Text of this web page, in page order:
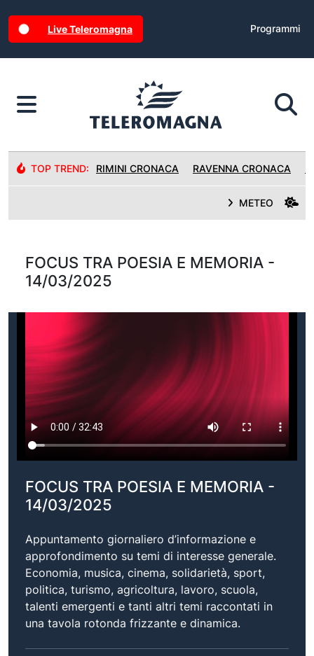
Live Teleromagna Programmi
TOP TREND: RIMINI CRONACA RAVENNA CRONACA
METEO
FOCUS TRA POESIA E MEMORIA -
14/03/2025
FOCUS TRA POESIA E MEMORIA -
14/03/2025
Appuntamento giornaliero d’informazione e
approfondimento su temi di interesse generale.
Economia, musica, cinema, solidarietà, sport,
politica, turismo, agricoltura, lavoro, scuola,
talenti emergenti e tanti altri temi raccontati in
una tavola rotonda frizzante e dinamica.